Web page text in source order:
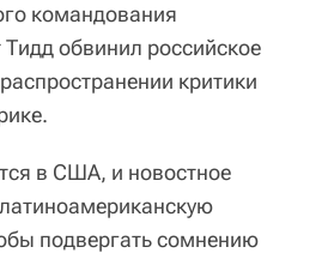
командования
обвинил российское
критики
в США, и новостное
подвергать сомнению